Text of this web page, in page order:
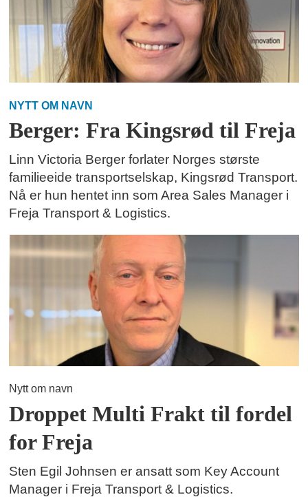
NYTT OM NAVN
Berger: Fra Kingsrød til Freja
Linn Victoria Berger forlater Norges største
familieeide transportselskap, Kingsrød Transport.
Nå er hun hentet inn som Area Sales Manager i
Freja Transport & Logistics.
Nytt om navn
Droppet Multi Frakt til fordel
for Freja
Sten Egil Johnsen er ansatt som Key Account
Manager i Freja Transport & Logistics.